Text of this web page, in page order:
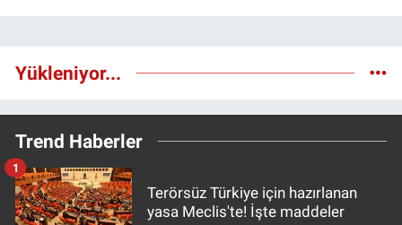
Yükleniyor...
Trend Haberler
Terörsüz Türkiye için hazırlanan
yasa Meclis'te! İşte maddeler
1